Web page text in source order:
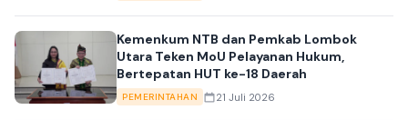
Kemenkum NTB dan Pemkab Lombok
Utara Teken MoU Pelayanan Hukum,
Bertepatan HUT ke-18 Daerah
PEMERINTAHAN 21 Juli 2026